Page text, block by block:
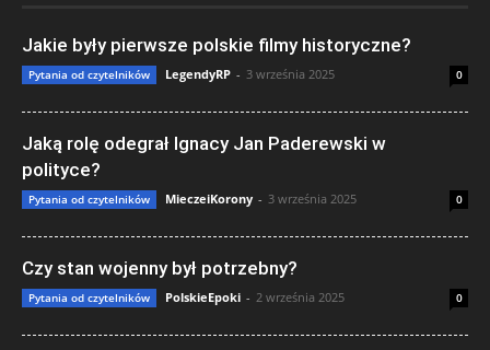
Jakie były pierwsze polskie filmy historyczne?
Pytania od czytelników LegendyRP - 3 września 2025 0
Jaką rolę odegrał Ignacy Jan Paderewski w
polityce?
Pytania od czytelników MieczeiKorony - 3 września 2025 0
Czy stan wojenny był potrzebny?
Pytania od czytelników PolskieEpoki - 2 września 2025 0